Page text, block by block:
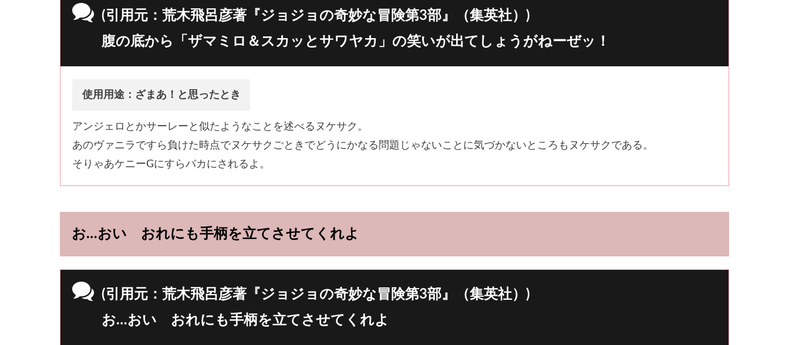
(引用元：荒木飛呂彦著『ジョジョの奇妙な冒険第3部』（集英社）)
腹の底から「ザマミロ＆スカッとサワヤカ」の笑いが出てしょうがねーぜッ！
使用用途：ざまあ！と思ったとき
アンジェロとかサーレーと似たようなことを述べるヌケサク。
あのヴァニラですら負けた時点でヌケサクごときでどうにかなる問題じゃないことに気づかないところもヌケサクである。
そりゃあケニーGにすらバカにされるよ。
お…おい おれにも手柄を立てさせてくれよ
(引用元：荒木飛呂彦著『ジョジョの奇妙な冒険第3部』（集英社）)
お…おい おれにも手柄を立てさせてくれよ